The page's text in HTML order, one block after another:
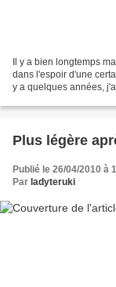
Il y a bien longtemps
dans l'espoir d'une
y a quelques années,
Plus légère
Publié le 26/04/2010 à
Par ladyteruki